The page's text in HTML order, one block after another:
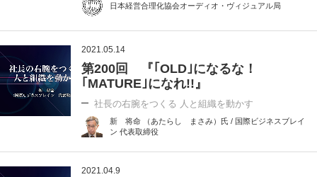
日本経営合理化協会オーディオ・ヴィジュアル局
2021.05.14
第200回 『｢OLD｣になるな！
｢MATURE｣になれ!!』
社長の右腕をつくる 人と組織を動かす
新 将命 （あたらし まさみ）氏 / 国際ビジネスブレイ
ン 代表取締役
2021.04.9